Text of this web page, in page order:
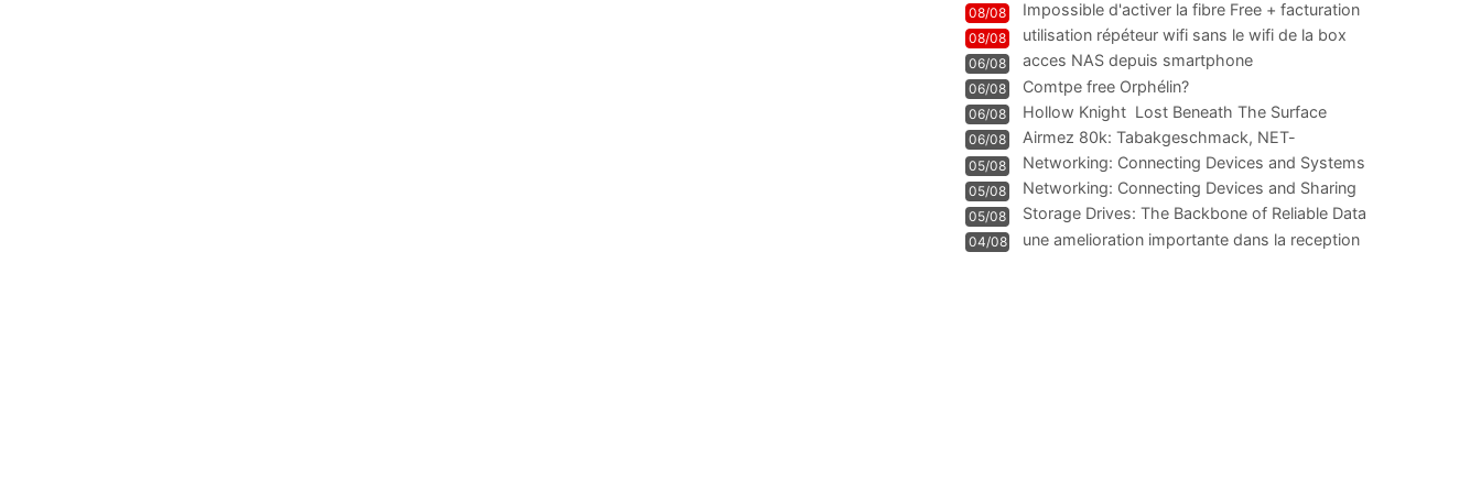
08/08
Impossible d'activer la fibre Free + facturation
résiliation
08/08 utilisation répéteur wifi sans le wifi de la box
06/08 acces NAS depuis smartphone
06/08 Comtpe free Orphélin?
06/08 Hollow Knight  Lost Beneath The Surface
06/08
Airmez 80k: Tabakgeschmack, NET-
Technologie und Leistung im
05/08 Networking: Connecting Devices and Systems
05/08
Networking: Connecting Devices and Sharing
Information
05/08
Storage Drives: The Backbone of Reliable Data
Management
04/08
une amelioration importante dans la reception